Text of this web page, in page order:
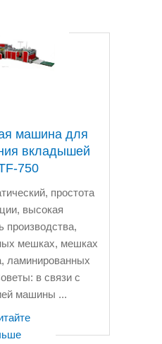
машина для
вкладышей
750
простота
высокая
производства,
мешках, мешках
ламинированных
в связи с
машины ...